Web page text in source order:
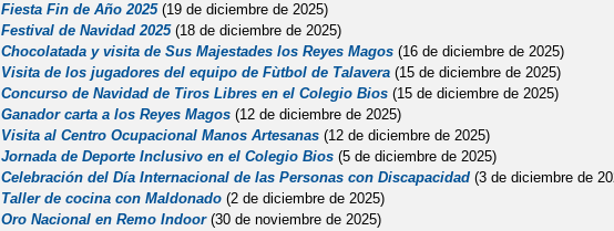
Fiesta Fin de Año 2025(19 de diciembre de 2025)
Festival de Navidad 2025(18 de diciembre de 2025)
Chocolatada y visita de Sus Majestades los Reyes Magos (16 de diciembre de 2025)
Visita de los jugadores del equipo de Fùtbol de Talavera (15 de diciembre de 2025)
Concurso de Navidad de Tiros Libres en el Colegio Bios (15 de diciembre de 2025)
Ganador carta a los Reyes Magos (12 de diciembre de 2025)
Visita al Centro Ocupacional Manos Artesanas(12 de diciembre de 2025)
Jornada de Deporte Inclusivo en el Colegio Bios(5 de diciembre de 2025)
Celebración del Día Internacional de las Personas con Discapacidad(3 de diciembre de
Taller de cocina con Maldonado(2 de diciembre de 2025)
Oro Nacional en Remo Indoor(30 de noviembre de 2025)